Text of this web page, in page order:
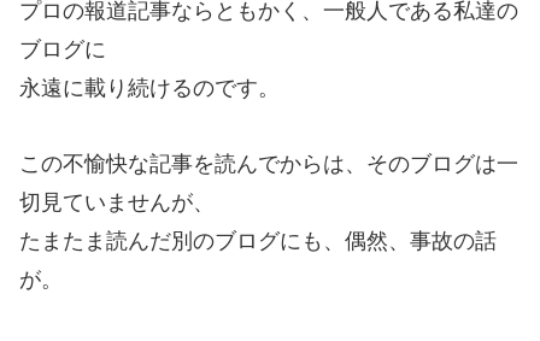
プロの報道記事ならともかく、一般人である私達の
ブログに
永遠に載り続けるのです。
この不愉快な記事を読んでからは、そのブログは一
切見ていませんが、
たまたま読んだ別のブログにも、偶然、事故の話
が。